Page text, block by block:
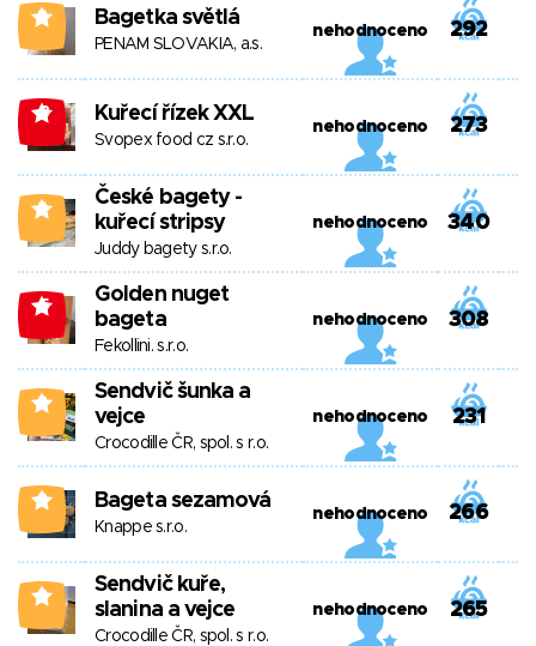
3 Bagetka světlá
PENAM SLOVAKIA, a.s.
nehodnoceno 292
-3 Kuřecí řízek XXL
Svopex food cz s.r.o.
nehodnoceno 273
2
České bagety -
kuřecí stripsy
Juddy bagety s.r.o.
nehodnoceno 340
-5
Golden nuget
bageta
Fekollini. s.r.o.
nehodnoceno 308
2
Sendvič šunka a
vejce
Crocodille ČR, spol. s r.o.
nehodnoceno 231
2 Bageta sezamová
Knappe s.r.o.
nehodnoceno 266
2
Sendvič kuře,
slanina a vejce
Crocodille ČR, spol. s r.o.
nehodnoceno 265